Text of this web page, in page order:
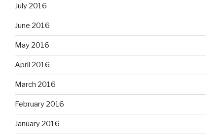
July 2016
June 2016
May 2016
April 2016
March 2016
February 2016
January 2016